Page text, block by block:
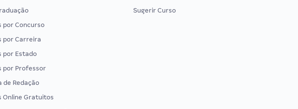
por Concurso
por Carreira
por Estado
por Professor
de Redação
Online Gratuitos
Sugerir Curso